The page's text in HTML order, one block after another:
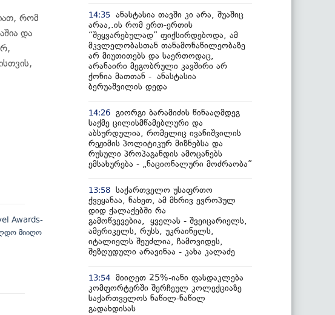
რომ
და
Awards-
მიიღო
14:35 ანასტასია თავში კი არა, შუაშიც
არაა,.ის რომ ერთ-ერთის
“შეყვარებულად” ფიქსირდებოდა, ამ
მკვლელობასთან თანამონაწილეობაზე
არ მიუთითებს და საერთოდაც,
არანაირი მეგობრული კავშირი არ
ქონია მათთან - ანასტასია
ბერუაშვილის დედა
14:26 გიორგი ბარამიძის წინააღმდეგ
საქმე ცილისმწამებლური და
აბსურდულია, რომელიც ივანიშვილის
რეჟიმის პოლიტიკურ მიზნებსა და
რუსული პროპაგანდის ამოცანებს
ემსახურება - „ნაციონალური მოძრაობა”
13:58 საქართველო უსაფრთო
ქვეყანაა, ნახეთ, ამ მხრივ ევროპულ
დიდ ქალაქებში რა
გამოწვევებია, ყველას - შვეიცარიელს,
ამერიკელს, რუსს, უკრაინელს,
იტალიელს შეუძლია, ჩამოვიდეს,
შეზღუდული არავინაა - კახა კალაძე
13:54 მიიღეთ 25%-იანი ფასდაკლება
კომფორტერში შერჩეულ კოლექციაზე
საქართველოს ნაწილ-ნაწილ
გადახდისას